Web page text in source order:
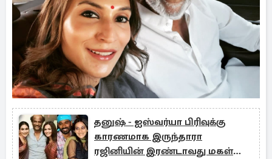
தனுஷ் - ஐஸ்வர்யா பிரிவுக்கு
காரணமாக இருந்தாரா
ரஜினியின் இரண்டாவது மகள்